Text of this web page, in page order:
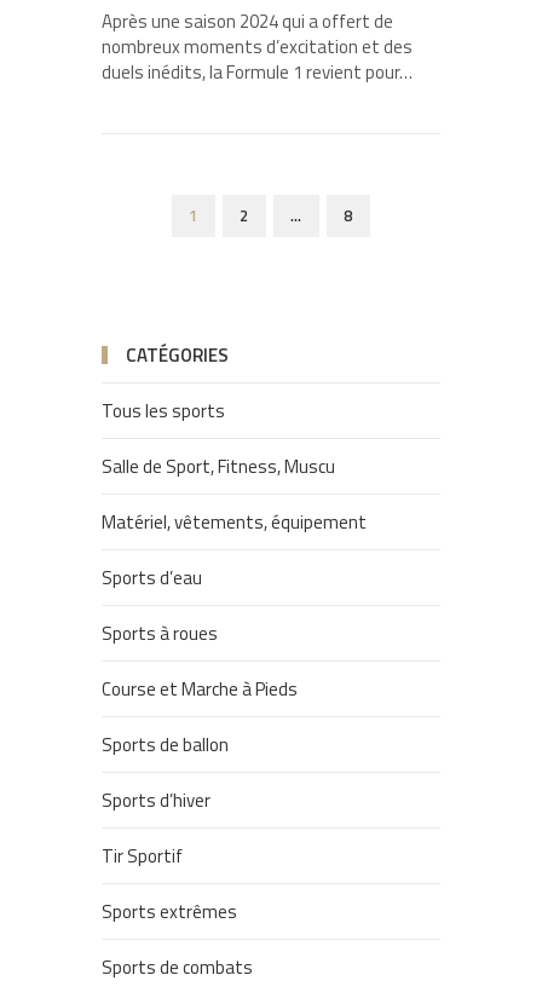
Après une saison 2024 qui a offert de
nombreux moments d’excitation et des
duels inédits, la Formule 1 revient pour…
1 2 … 8
CATÉGORIES
Tous les sports
Salle de Sport, Fitness, Muscu
Matériel, vêtements, équipement
Sports d’eau
Sports à roues
Course et Marche à Pieds
Sports de ballon
Sports d’hiver
Tir Sportif
Sports extrêmes
Sports de combats